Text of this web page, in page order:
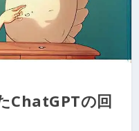
ChatGPTの回